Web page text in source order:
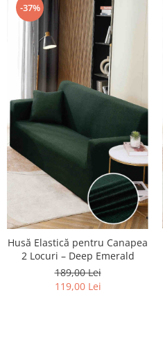
-37%
Husă Elastică pentru Canapea
2 Locuri – Deep Emerald
189,00 Lei
119,00 Lei